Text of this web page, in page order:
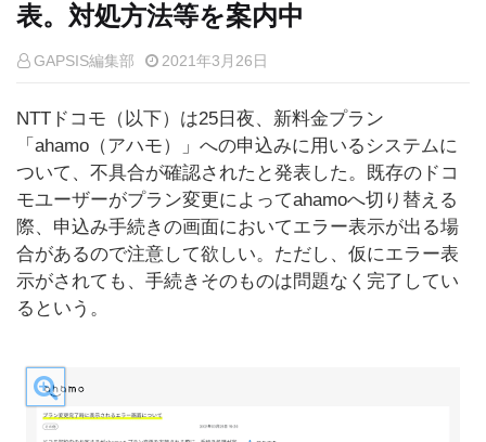
表。対処方法等を案内中
GAPSIS編集部 2021年3月26日
NTTドコモ（以下）は25日夜、新料金プラン
「ahamo（アハモ）」への申込みに用いるシステムに
ついて、不具合が確認されたと発表した。既存のドコ
モユーザーがプラン変更によってahamoへ切り替える
際、申込み手続きの画面においてエラー表示が出る場
合があるので注意して欲しい。ただし、仮にエラー表
示がされても、手続きそのものは問題なく完了してい
るという。